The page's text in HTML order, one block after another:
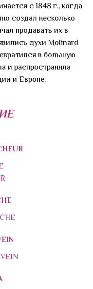
с 1848 г., когда
создал несколько
продавать их в
духи Molinard
в большую
и распространяла
и Европе.